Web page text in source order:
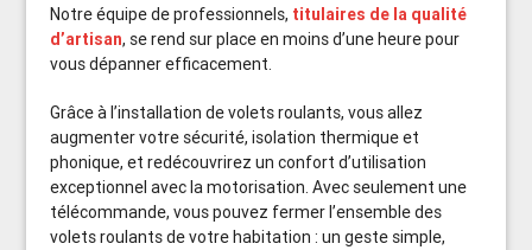
Notre équipe de professionnels, titulaires de la qualité
d’artisan, se rend sur place en moins d’une heure pour
vous dépanner efficacement.
Grâce à l’installation de volets roulants, vous allez
augmenter votre sécurité, isolation thermique et
phonique, et redécouvrirez un confort d’utilisation
exceptionnel avec la motorisation. Avec seulement une
télécommande, vous pouvez fermer l’ensemble des
volets roulants de votre habitation : un geste simple,